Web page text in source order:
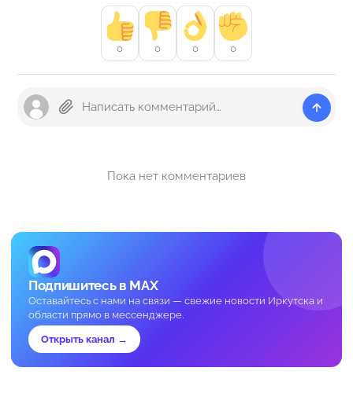
0 0 0 0
Пока нет комментариев
Подпишитесь в MAX
Оставайтесь с нами на связи — свежие новости Иркутска и
области прямо в мессенджере.
Открыть канал →